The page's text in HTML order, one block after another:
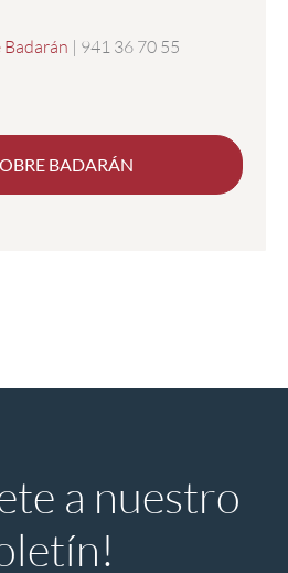
| 941 36 70 55
BADARÁN
a nuestro